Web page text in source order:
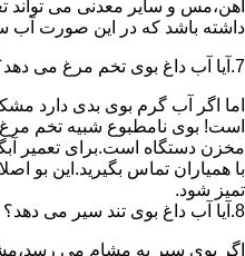
آهن،مس و سایر معدنی می تواند
داشته باشد که در این صورت
7.آیا آب داغ بوی تخم مرغ می دهد؟
اما اگر آب گرم بوی بدی دارد
است! بوی نامطبوع شبیه تخم مرغ
مخزن دستگاه است.برای تعمیر
با همیاران تماس بگیرید.این بو
تمیز شود.
8.آیا آب داغ بوی تند سیر می دهد؟
اگر بوی سیر به مشام می